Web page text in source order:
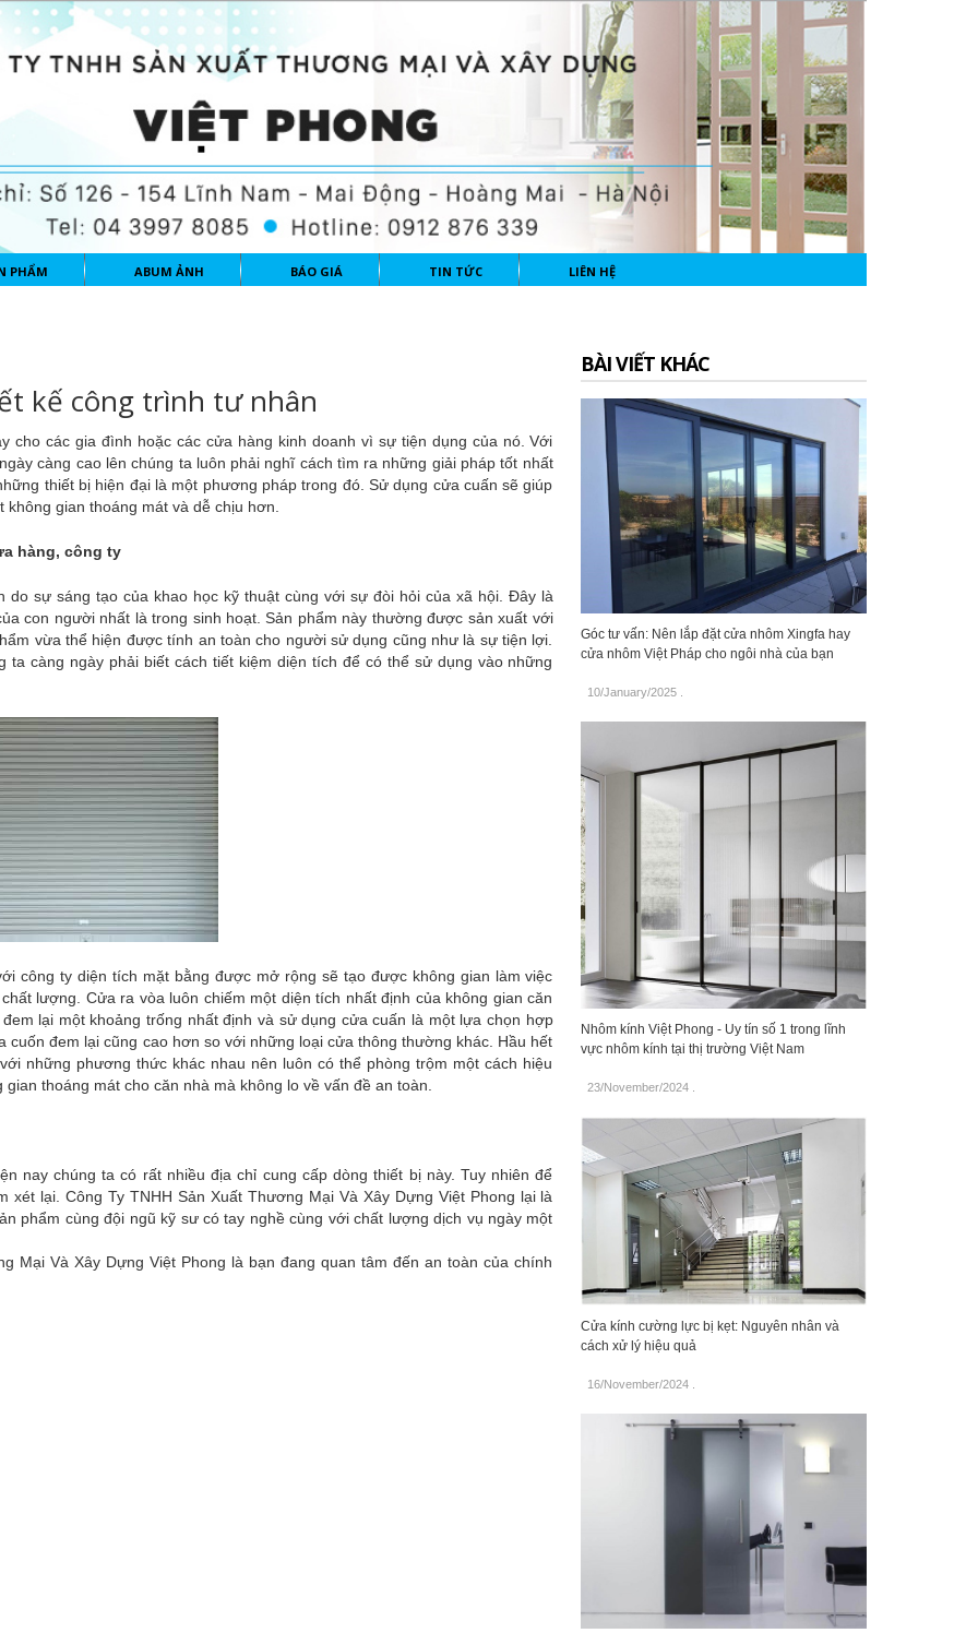
PHẨM ABUM ẢNH BÁO GIÁ TIN TỨC LIÊN HỆ
kế công trình tư nhân
cho các gia đình hoặc các cửa hàng kinh doanh vì sự tiện dụng của nó. Với
càng cao lên chúng ta luôn phải nghĩ cách tìm ra những giải pháp tốt nhất
thiết bị hiện đại là một phương pháp trong đó. Sử dụng cửa cuấn sẽ giúp
gian thoáng mát và dễ chịu hơn.
hàng, công ty
do sự sáng tạo của khao học kỹ thuật cùng với sự đòi hỏi của xã hội. Đây là
con người nhất là trong sinh hoạt. Sản phẩm này thường được sản xuất với
vừa thể hiện được tính an toàn cho người sử dụng cũng như là sự tiện lợi.
càng ngày phải biết cách tiết kiệm diện tích để có thể sử dụng vào những
công ty diện tích mặt bằng được mở rộng sẽ tạo được không gian làm việc
lượng. Cửa ra vòa luôn chiếm một diện tích nhất định của không gian căn
lại một khoảng trống nhất định và sử dụng cửa cuấn là một lựa chọn hợp
cuốn đem lại cũng cao hơn so với những loại cửa thông thường khác. Hầu hết
những phương thức khác nhau nên luôn có thể phòng trộm một cách hiệu
thoáng mát cho căn nhà mà không lo về vấn đề an toàn.
nay chúng ta có rất nhiều địa chỉ cung cấp dòng thiết bị này. Tuy nhiên để
lại. Công Ty TNHH Sản Xuất Thương Mại Và Xây Dựng Việt Phong lại là
phẩm cùng đội ngũ kỹ sư có tay nghề cùng với chất lượng dịch vụ ngày một
Mại Và Xây Dựng Việt Phong là bạn đang quan tâm đến an toàn của chính
BÀI VIẾT KHÁC
Góc tư vấn: Nên lắp đặt cửa nhôm Xingfa hay
cửa nhôm Việt Pháp cho ngôi nhà của bạn
10/January/2025.
Nhôm kính Việt Phong - Uy tín số 1 trong lĩnh
vực nhôm kính tại thị trường Việt Nam
23/November/2024.
Cửa kính cường lực bị kẹt: Nguyên nhân và
cách xử lý hiệu quả
16/November/2024.